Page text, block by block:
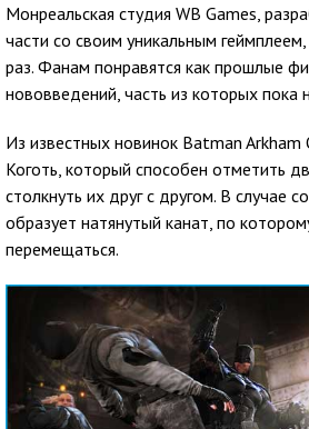
Монреальская студия WB Games,
части со своим уникальным
раз. Фанам понравятся как прошлые
нововведений, часть из которых пока
Из известных новинок Batman
Коготь, который способен отметить
столкнуть их друг с другом. В случае
образует натянутый канат, по
перемещаться.